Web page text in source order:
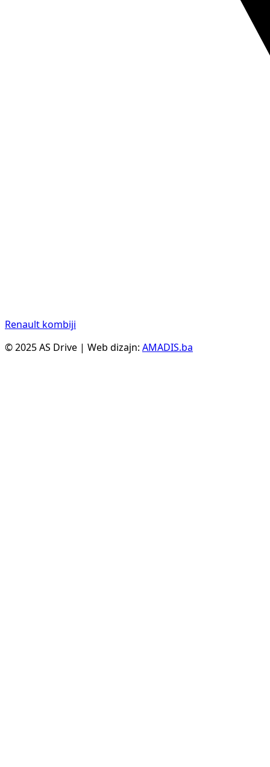
Renault kombiji
© 2025 AS Drive | Web dizajn: AMADIS.ba